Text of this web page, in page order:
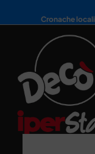
Cronache locali